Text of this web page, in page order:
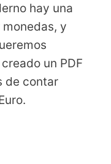
hay una
y
un PDF
de contar